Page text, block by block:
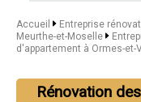
Accueil
Entreprise
Meurthe-et-Moselle
d'appartement à Ormes-et-
Rénovation